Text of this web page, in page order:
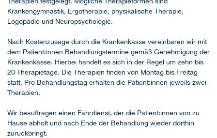
Krankengymnastik, Ergotherapie, physikalische Therapie,
Logopädie und Neuropsychologie.
Nach Kostenzusage durch die Krankenkasse vereinbaren wir mit
dem Patient:innen Behandlungstermine gemäß Genehmigung der
Krankenkasse. Hierbei handelt es sich in der Regel um zehn bis
20 Therapietage. Die Therapien finden von Montag bis Freitag
statt. Pro Behandlungstag erhalten die Patient:innen jeweils zwei
Therapien.
Wir beauftragen einen Fahrdienst, der die Patient:innen von zu
Hause abholt und nach Ende der Behandlung wieder dorthin
zurückbringt.